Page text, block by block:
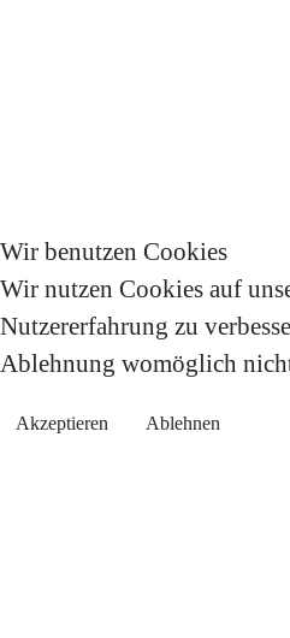
Wir benutzen Cookies
Wir nutzen Cookies auf
Nutzererfahrung zu
Ablehnung womöglich
Akzeptieren Ablehnen